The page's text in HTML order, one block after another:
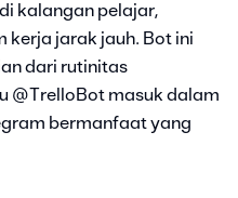
kalangan pelajar,
kerja jarak jauh. Bot ini
dari rutinitas
@TrelloBot masuk dalam
bermanfaat yang